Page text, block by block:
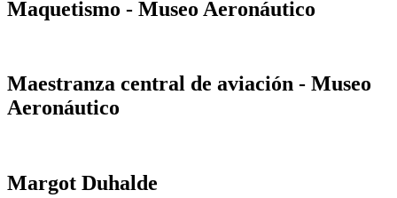
Maquetismo - Museo Aeronáutico
Maestranza central de aviación - Museo
Aeronáutico
Margot Duhalde